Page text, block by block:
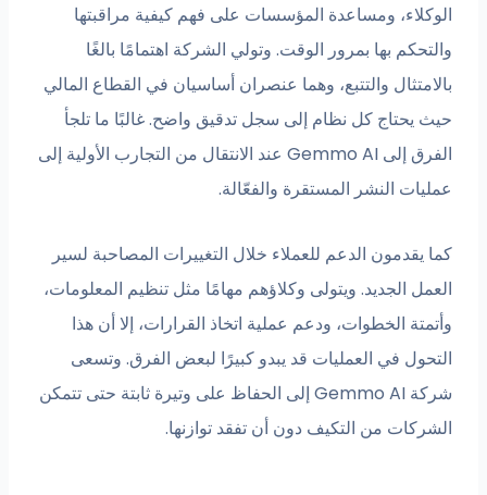
الوكلاء، ومساعدة المؤسسات على فهم كيفية مراقبتها
والتحكم بها بمرور الوقت. وتولي الشركة اهتمامًا بالغًا
بالامتثال والتتبع، وهما عنصران أساسيان في القطاع المالي
حيث يحتاج كل نظام إلى سجل تدقيق واضح. غالبًا ما تلجأ
الفرق إلى Gemmo AI عند الانتقال من التجارب الأولية إلى
عمليات النشر المستقرة والفعّالة.
كما يقدمون الدعم للعملاء خلال التغييرات المصاحبة لسير
العمل الجديد. ويتولى وكلاؤهم مهامًا مثل تنظيم المعلومات،
وأتمتة الخطوات، ودعم عملية اتخاذ القرارات، إلا أن هذا
التحول في العمليات قد يبدو كبيرًا لبعض الفرق. وتسعى
شركة Gemmo AI إلى الحفاظ على وتيرة ثابتة حتى تتمكن
الشركات من التكيف دون أن تفقد توازنها.